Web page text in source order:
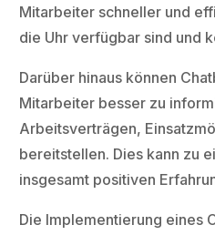
Mitarbeiter schneller und
die Uhr verfügbar sind und
Darüber hinaus können
Mitarbeiter besser zu
Arbeitsverträgen,
bereitstellen. Dies kann zu
insgesamt positiven
Die Implementierung eines